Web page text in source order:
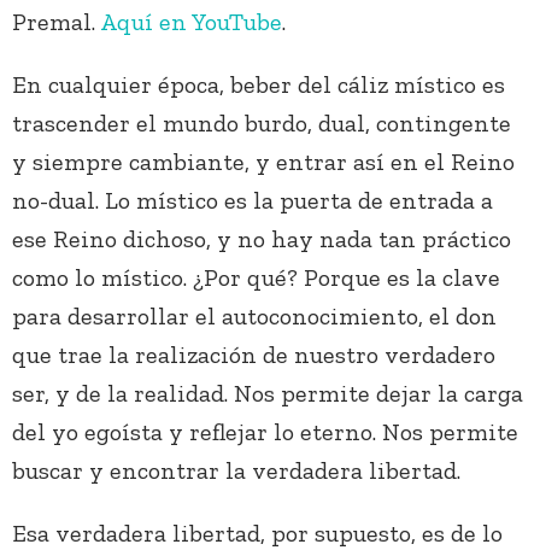
Premal. Aquí en YouTube.
En cualquier época, beber del cáliz místico es
trascender el mundo burdo, dual, contingente
y siempre cambiante, y entrar así en el Reino
no-dual. Lo místico es la puerta de entrada a
ese Reino dichoso, y no hay nada tan práctico
como lo místico. ¿Por qué? Porque es la clave
para desarrollar el autoconocimiento, el don
que trae la realización de nuestro verdadero
ser, y de la realidad. Nos permite dejar la carga
del yo egoísta y reflejar lo eterno. Nos permite
buscar y encontrar la verdadera libertad.
Esa verdadera libertad, por supuesto, es de lo